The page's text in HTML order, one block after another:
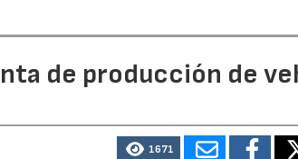
de producción de
1671